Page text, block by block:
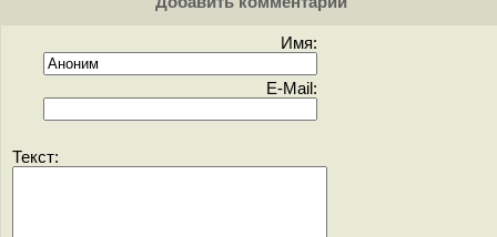
Имя:
E-Mail:
Текст: